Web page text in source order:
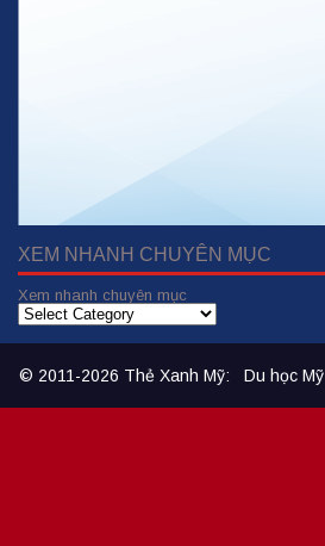
XEM NHANH CHUYÊN MỤC
Xem nhanh chuyên mục
© 2011-2026 Thẻ Xanh Mỹ: Du học Mỹ